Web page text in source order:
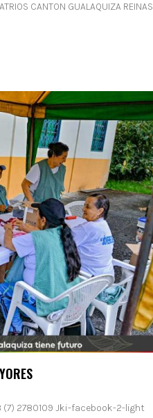
CANTON GUALAQUIZA REINAS
(7) 2780109 Jki-facebook-2-light